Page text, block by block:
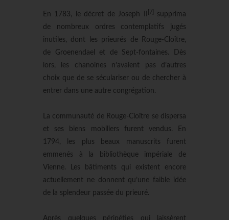
En 1783, le décret de Joseph II [7]
supprima
de nombreux ordres contemplatifs jugés
inutiles, dont les prieurés de Rouge-Cloître,
de Groenendael et de Sept-fontaines. Dès
lors, les chanoines n’avaient pas d’autres
choix que de se séculariser ou de chercher à
entrer dans une autre congrégation.
La communauté de Rouge-Cloître se dispersa
et ses biens mobiliers furent vendus. En
1794, les plus beaux manuscrits furent
emmenés à la bibliothèque impériale de
Vienne. Les bâtiments qui existent encore
actuellement ne donnent qu’une faible idée
de la splendeur passée du prieuré.
Après quelques péripéties qui laissèrent